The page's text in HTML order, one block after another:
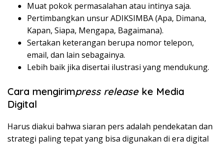
Muat pokok permasalahan atau intinya saja.
Pertimbangkan unsur ADIKSIMBA (Apa, Dimana,
Kapan, Siapa, Mengapa, Bagaimana).
Sertakan keterangan berupa nomor telepon,
email, dan lain sebagainya.
Lebih baik jika disertai ilustrasi yang mendukung.
Cara mengirimpress releaseke Media
Digital
Harus diakui bahwa siaran pers adalah pendekatan dan
strategi paling tepat yang bisa digunakan di era digital